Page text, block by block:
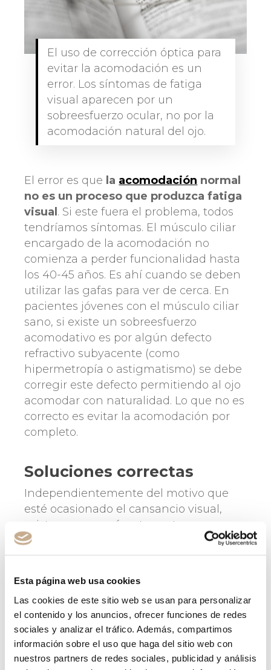
Esta página web usa cookies
Las cookies de este sitio web se usan para personalizar
el contenido y los anuncios, ofrecer funciones de redes
sociales y analizar el tráfico. Además, compartimos
información sobre el uso que haga del sitio web con
nuestros partners de redes sociales, publicidad y análisis
El uso de corrección óptica para
evitar la acomodación es un
error. Los síntomas de fatiga
visual aparecen por un
sobreesfuerzo ocular, no por la
acomodación natural del ojo.
El error es que la acomodación normal
no es un proceso que produzca fatiga
visual. Si este fuera el problema, todos
tendríamos síntomas. El músculo ciliar
encargado de la acomodación no
comienza a perder funcionalidad hasta
los 40-45 años. Es ahí cuando se deben
utilizar las gafas para ver de cerca. En
pacientes jóvenes con el músculo ciliar
sano, si existe un sobreesfuerzo
acomodativo es por algún defecto
refractivo subyacente (como
hipermetropía o astigmatismo) se debe
corregir este defecto permitiendo al ojo
acomodar con naturalidad. Lo que no es
correcto es evitar la acomodación por
completo.
Soluciones correctas
Independientemente del motivo que
esté ocasionado el cansancio visual,
existen unos parámetros a tener en
cuenta, relacionados con la
higiene
visual. Es decir, podemos implementar
que nos ayudarán a evitar el problema.
Obviamente, hay que dejar claro que
estos “remedios” son eficaces cuando se
trata decasos levesde fatiga, ya que
cuando existe un problema más grave
de fondo, eltratamiento oftalmológico